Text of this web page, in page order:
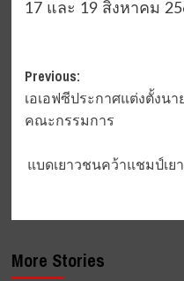
17 และ 19 สิงหาคม
Post
navigation
Previous:
เอเอฟซีประกาศแต่งตั้งน
คณะกรรมการ
แบดเยาวชนคว้าแชมป์เย
More Stories